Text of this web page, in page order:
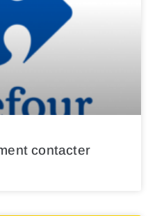
contacter